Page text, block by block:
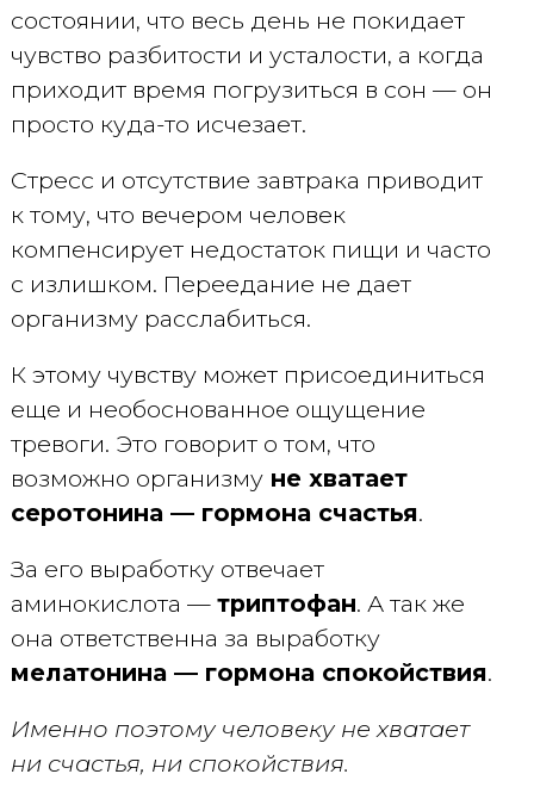
состоянии, что весь день не покидает
чувство разбитости и усталости, а когда
приходит время погрузиться в сон — он
просто куда-то исчезает.
Стресс и отсутствие завтрака приводит
к тому, что вечером человек
компенсирует недостаток пищи и часто
с излишком. Переедание не дает
организму расслабиться.
К этому чувству может присоединиться
еще и необоснованное ощущение
тревоги. Это говорит о том, что
возможно организмуне хватает
серотонина — гормона счастья.
За его выработку отвечает
аминокислота — триптофан. А так же
она ответственна за выработку
мелатонина — гормона спокойствия.
Именно поэтому человеку не хватает
ни счастья, ни спокойствия.